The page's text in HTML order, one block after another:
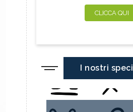
CLICCA QUI
I nostri